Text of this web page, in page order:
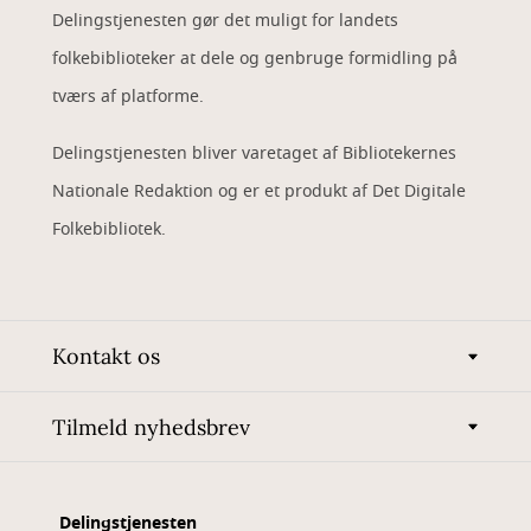
Delingstjenesten gør det muligt for landets
folkebiblioteker at dele og genbruge formidling på
tværs af platforme.
Delingstjenesten bliver varetaget af Bibliotekernes
Nationale Redaktion og er et produkt af Det Digitale
Folkebibliotek.
Kontakt os
Tilmeld nyhedsbrev
Delingstjenesten